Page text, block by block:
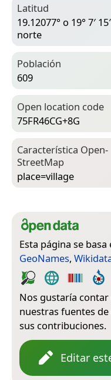
Latitud
19.12077° o 19° 7′
norte
Población
609
Open location code
75FR46CG+8G
Característica Open­
Street­Map
place=­village
Esta página se basa
GeoNames,
Nos gustaría
nuestras fuentes
sus contribuciones.
Editar